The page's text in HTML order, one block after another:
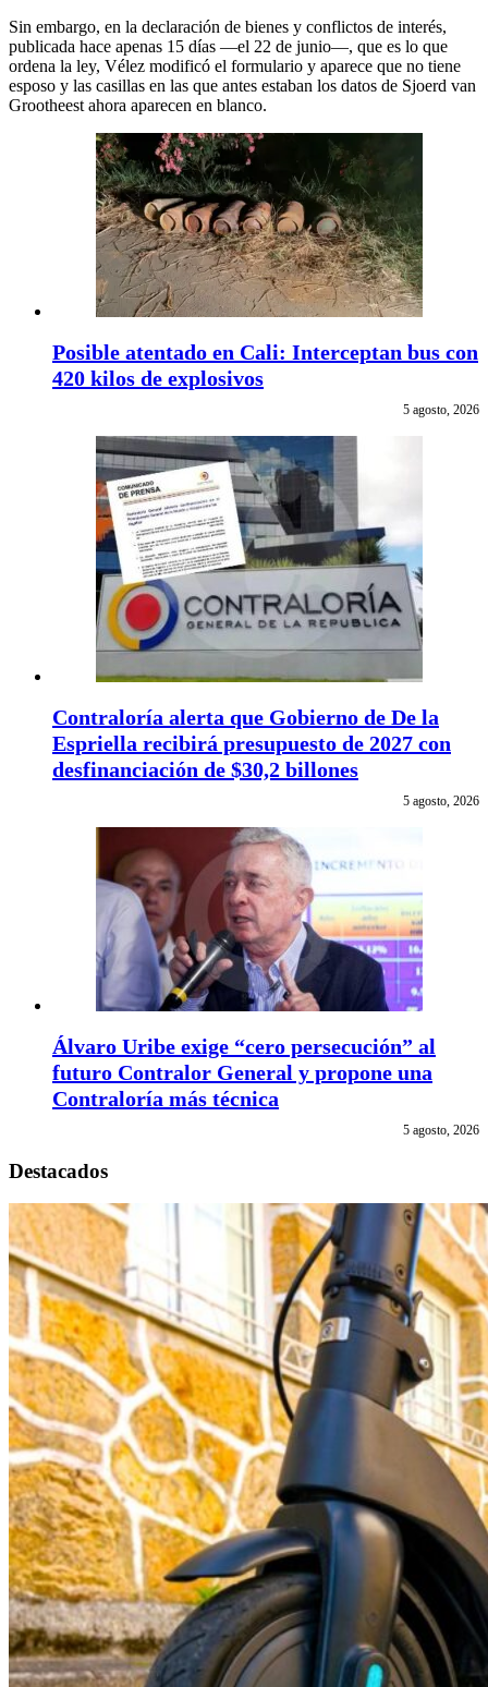
Sin embargo, en la declaración de bienes y conflictos de interés,
publicada hace apenas 15 días ―el 22 de junio―, que es lo que
ordena la ley, Vélez modificó el formulario y aparece que no tiene
esposo y las casillas en las que antes estaban los datos de Sjoerd van
Grootheest ahora aparecen en blanco.
Posible atentado en Cali: Interceptan bus con
420 kilos de explosivos
5 agosto, 2026
Contraloría alerta que Gobierno de De la
Espriella recibirá presupuesto de 2027 con
desfinanciación de $30,2 billones
5 agosto, 2026
Álvaro Uribe exige “cero persecución” al
futuro Contralor General y propone una
Contraloría más técnica
5 agosto, 2026
Destacados